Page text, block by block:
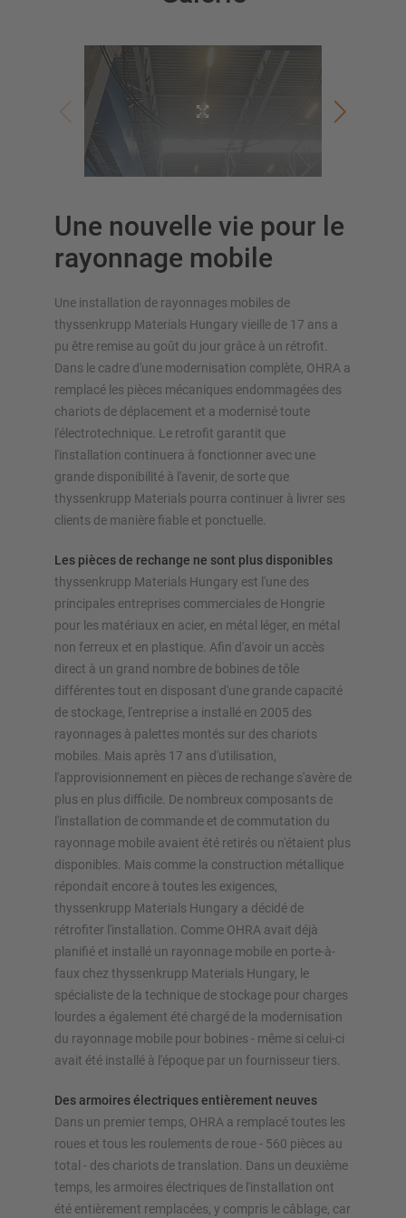
Une nouvelle vie pour le
rayonnage mobile
Une installation de rayonnages mobiles de
thyssenkrupp Materials Hungary vieille de 17 ans a
pu être remise au goût du jour grâce à un rétrofit.
Dans le cadre d'une modernisation complète, OHRA a
remplacé les pièces mécaniques endommagées des
chariots de déplacement et a modernisé toute
l'électrotechnique. Le retrofit garantit que
l'installation continuera à fonctionner avec une
grande disponibilité à l'avenir, de sorte que
thyssenkrupp Materials pourra continuer à livrer ses
clients de manière fiable et ponctuelle.
Les pièces de rechange ne sont plus disponibles
thyssenkrupp Materials Hungary est l'une des
principales entreprises commerciales de Hongrie
pour les matériaux en acier, en métal léger, en métal
non ferreux et en plastique. Afin d'avoir un accès
direct à un grand nombre de bobines de tôle
différentes tout en disposant d'une grande capacité
de stockage, l'entreprise a installé en 2005 des
rayonnages à palettes montés sur des chariots
mobiles. Mais après 17 ans d'utilisation,
l'approvisionnement en pièces de rechange s'avère de
plus en plus difficile. De nombreux composants de
l'installation de commande et de commutation du
rayonnage mobile avaient été retirés ou n'étaient plus
disponibles. Mais comme la construction métallique
répondait encore à toutes les exigences,
thyssenkrupp Materials Hungary a décidé de
rétrofiter l'installation. Comme OHRA avait déjà
planifié et installé un rayonnage mobile en porte-à-
faux chez thyssenkrupp Materials Hungary, le
spécialiste de la technique de stockage pour charges
lourdes a également été chargé de la modernisation
du rayonnage mobile pour bobines - même si celui-ci
avait été installé à l'époque par un fournisseur tiers.
Des armoires électriques entièrement neuves
Dans un premier temps, OHRA a remplacé toutes les
roues et tous les roulements de roue - 560 pièces au
total - des chariots de translation. Dans un deuxième
temps, les armoires électriques de l'installation ont
été entièrement remplacées, y compris le câblage, car
APERÇU DES SYSTÈMES DE
STOCKAGE
Rayonnages à palettes
Stockage automatique
Mezzanines
Rayonnage vertical
Planifiez votre système de rayonnage individuellement avec
nos configurateurs – y compris la demande directe
Configurer le rayonnage maintenant